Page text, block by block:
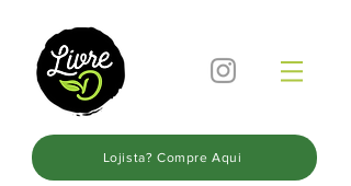
Lojista? Compre Aqui